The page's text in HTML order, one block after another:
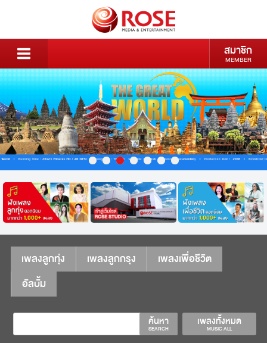
สมาชิก
MEMBER
เพลงลูกทุ่ง เพลงลูกกรุง
เพลงเพื่อชีวิต
อัลบั้ม
เพลงทั้งหมด
MUSIC ALL
ค้นหา
SEARCH